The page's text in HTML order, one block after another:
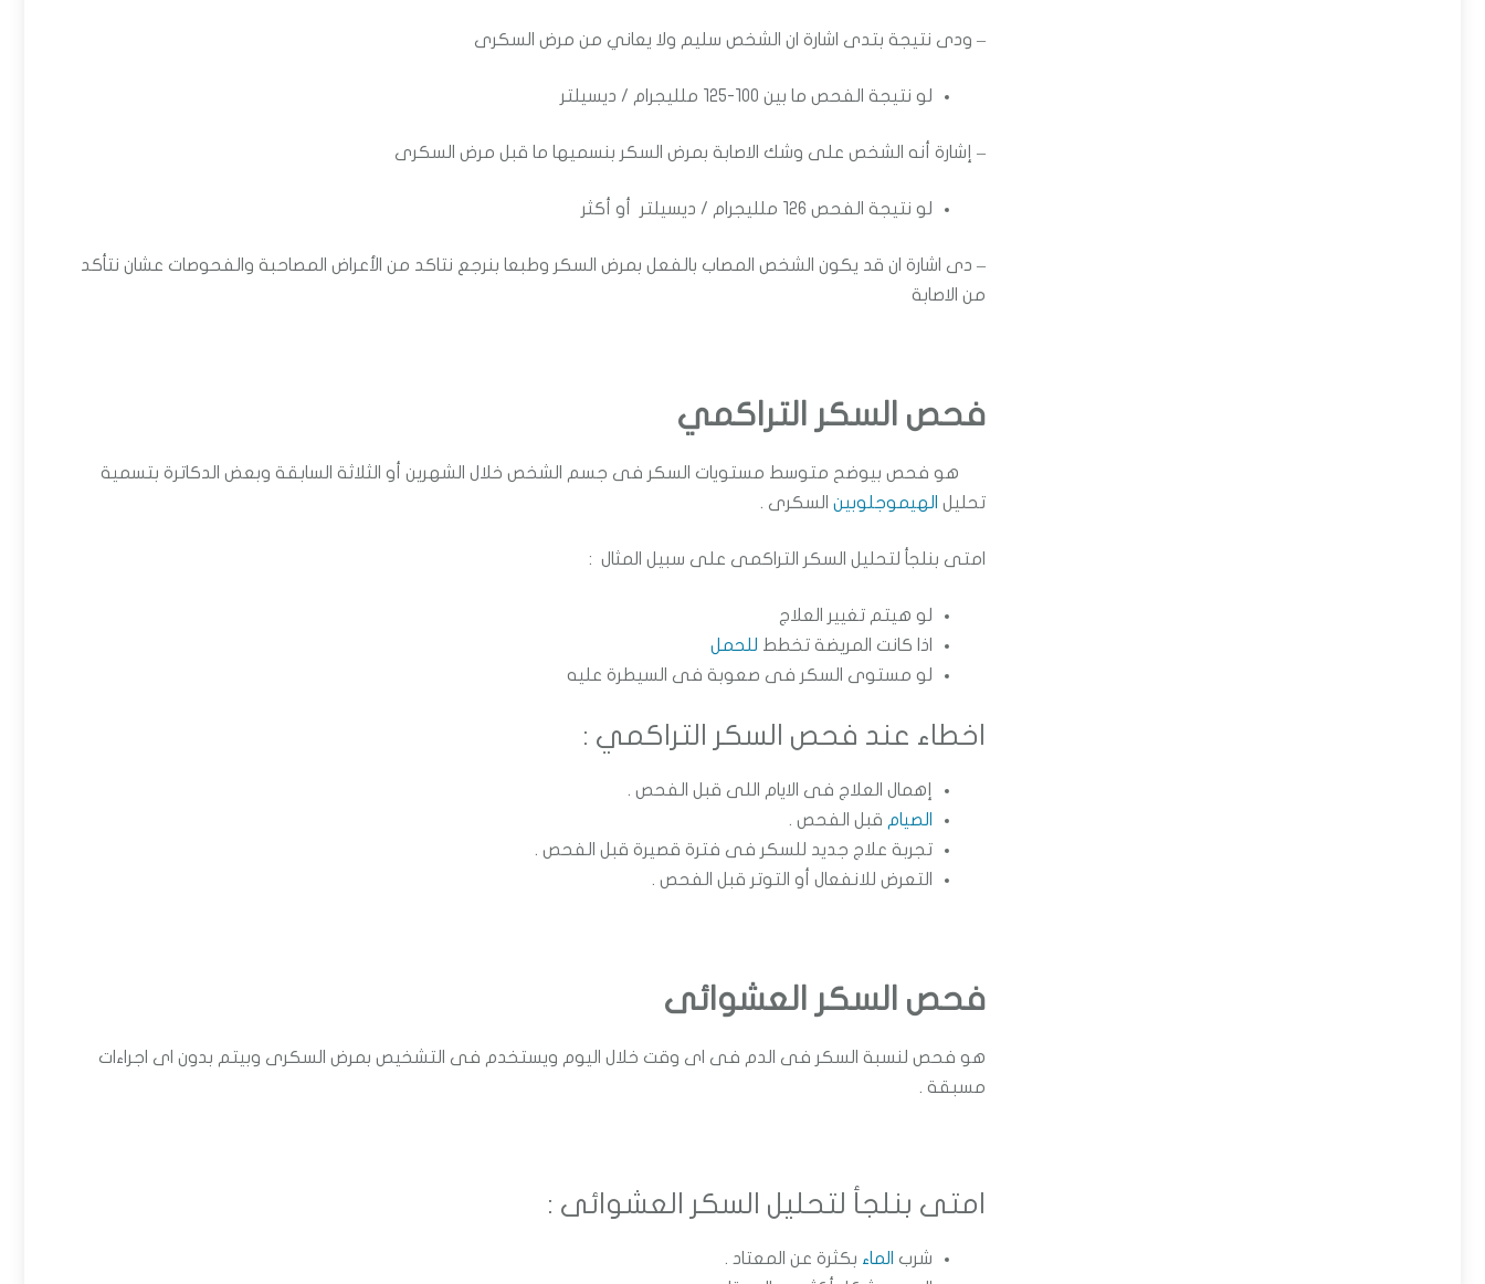
– ودى نتيجة بتدى اشارة ان الشخص سليم ولا يعاني من مرض السكرى
لو نتيجة الفحص ما بين 100-125 ملليجرام / ديسيلتر
– إشارة أنه الشخص على وشك الاصابة بمرض السكر بنسميها ما قبل مرض السكرى
لو نتيجة الفحص 126 ملليجرام / ديسيلتر أو أكثر
– دى اشارة ان قد يكون الشخص المصاب بالفعل بمرض السكر وطبعا بنرجع نتاكد من الأعراض المصاحبة والفحوصات عشان نتأكد
من الاصابة
فحص السكر التراكمي
هو فحص بيوضح متوسط مستويات السكر فى جسم الشخص خلال الشهرين أو الثلاثة السابقة وبعض الدكاترة بتسمية
تحليل الهيموجلوبين السكرى .
امتى بنلجأ لتحليل السكر التراكمى على سبيل المثال :
لو هيتم تغيير العلاج
اذا كانت المريضة تخطط للحمل
لو مستوى السكر فى صعوبة فى السيطرة عليه
اخطاء عند فحص السكر التراكمي :
إهمال العلاج فى الايام اللى قبل الفحص .
الصيام قبل الفحص .
تجربة علاج جديد للسكر فى فترة قصيرة قبل الفحص .
التعرض للانفعال أو التوتر قبل الفحص .
فحص السكر العشوائى
هو فحص لنسبة السكر فى الدم فى اى وقت خلال اليوم ويستخدم فى التشخيص بمرض السكرى وبيتم بدون اى اجراءات
مسبقة .
امتى بنلجأ لتحليل السكر العشوائى :
شرب الماء بكثرة عن المعتاد .